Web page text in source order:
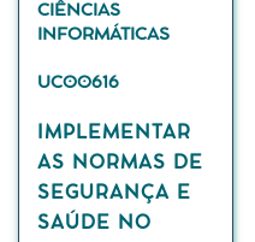
CIÊNCIAS
INFORMÁTICAS
UC00616
IMPLEMENTAR
AS NORMAS DE
SEGURANÇA E
SAÚDE NO